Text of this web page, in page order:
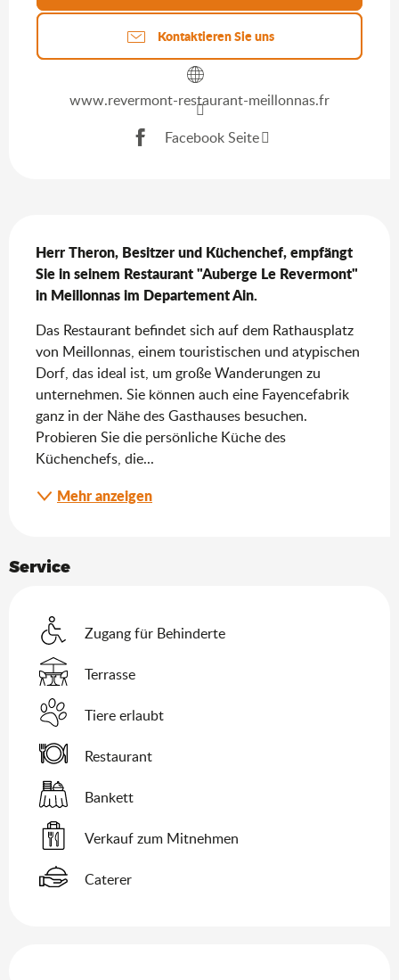
Kontaktieren Sie uns
www.revermont-restaurant-meillonnas.fr
Facebook Seite
Herr Theron, Besitzer und Küchenchef, empfängt
Sie in seinem Restaurant "Auberge Le Revermont"
in Meillonnas im Departement Ain.
Das Restaurant befindet sich auf dem Rathausplatz
von Meillonnas, einem touristischen und atypischen
Dorf, das ideal ist, um große Wanderungen zu
unternehmen. Sie können auch eine Fayencefabrik
ganz in der Nähe des Gasthauses besuchen.
Probieren Sie die persönliche Küche des
Küchenchefs, die...
Mehr anzeigen
Service
Zugang für Behinderte
Terrasse
Tiere erlaubt
Restaurant
Bankett
Verkauf zum Mitnehmen
Caterer